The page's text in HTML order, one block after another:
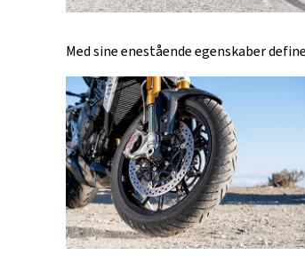
Med sine enestående egenskaber